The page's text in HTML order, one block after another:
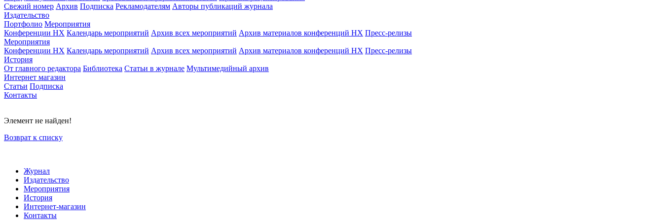
Свежий номер Архив Подписка Рекламодателям Авторы публикаций журнала
Издательство
Портфолио Мероприятия
Конференции НХ Календарь мероприятий Архив всех мероприятий Архив материалов конференций НХ Пресс-релизы
Мероприятия
Конференции НХ Календарь мероприятий Архив всех мероприятий Архив материалов конференций НХ Пресс-релизы
История
От главного редактора Библиотека Статьи в журнале Мультимедийный архив
Интернет магазин
Статьи Подписка
Контакты
Элемент не найден!
Возврат к списку
Журнал
Издательство
Мероприятия
История
Интернет-магазин
Контакты